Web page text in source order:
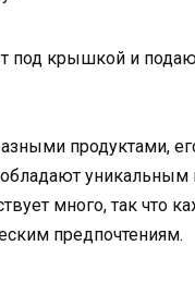
под крышкой и
продуктами,
много, так что
предпочтениям.